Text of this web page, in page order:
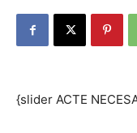
{slider ACTE